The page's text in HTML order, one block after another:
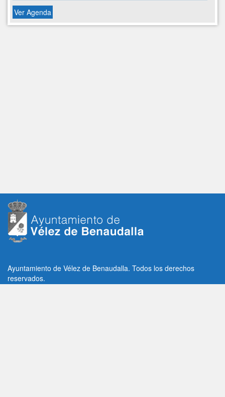
Ver Agenda
Ayuntamiento de Vélez de Benaudalla. Todos los derechos
reservados.